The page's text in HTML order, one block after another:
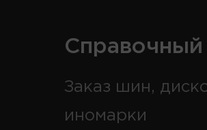
Справочный
Заказ шин,
иномарки